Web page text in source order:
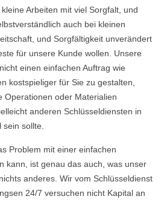
Arbeiten mit viel Sorgfalt, und
auch bei kleinen
und Sorgfältigkeit unverändert
für unsere Kunde wollen. Unsere
einen einfachen Auftrag wie
kostspieliger für Sie zu gestalten,
Operationen oder Materialien
anderen Schlüsseldiensten in
sollte.
Problem mit einer einfachen
kann, ist genau das auch, was unser
anderes. Wir vom Schlüsseldienst
24/7 versuchen nicht Kapital an